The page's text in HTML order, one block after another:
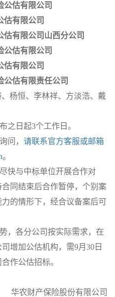
公估有限公司
估有限公司
估有限公司山西分公司
公估有限公司
估有限公司
公估有限责任公司
杨恒、李林祥、方淡浩、戴
之日起3个工作日。
问， 请联系官方客服或邮箱
。
快与中标单位开展合作对
同结束后合作暂停，个别案
的情形下，经合议备案后可
，各分公司按实际需求，在
增加公估机构，需9月 30 日
作公估招标。
华农财产保险股份有限公司